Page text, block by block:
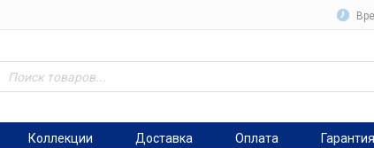
Коллекции Доставка Оплата Гарантия